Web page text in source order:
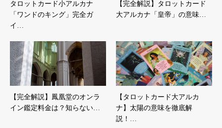
タロットカード小アルカナ
「ワンドのキング」完全ガ
イ…
【完全解説】タロットカード
大アルカナ「皇帝」の意味…
【完全解説】鳳凰堂のオンラ
イン鑑定料金は？知らない…
【タロットカード大アルカ
ナ】太陽の意味を徹底解
説！…